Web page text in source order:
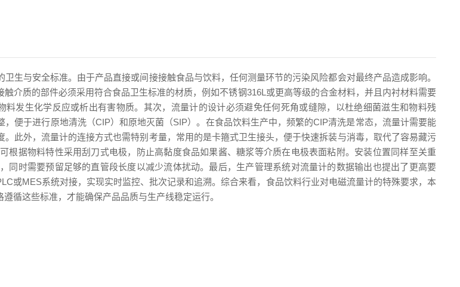
生与安全标准。由于产品直接或间接接触食品与饮料，任何测量环节的污染风险都会对最终产品造成影响。
介质的部件必须采用符合食品卫生标准的材质，例如不锈钢316L或更高等级的合金材料，并且内衬材料需要
发生化学反应或析出有害物质。其次，流量计的设计必须避免任何死角或缝隙，以杜绝细菌滋生和物料残
便于进行原地清洗（CIP）和原地灭菌（SIP）。在食品饮料生产中，频繁的CIP清洗是常态，流量计需要能
此外，流量计的连接方式也需特别考量，常用的是卡箍式卫生接头，便于快速拆装与消毒，取代了容易藏污
据物料特性采用刮刀式电极，防止高黏度食品如果酱、糖浆等介质在电极表面粘附。安装位置同样至关重
时需要预留足够的直管段长度以减少流体扰动。最后，生产管理系统对流量计的数据输出也提出了更高要
或MES系统对接，实现实时监控、批次记录和追溯。综合来看，食品饮料行业对电磁流量计的特殊要求，本
循这些标准，才能确保产品品质与生产线稳定运行。